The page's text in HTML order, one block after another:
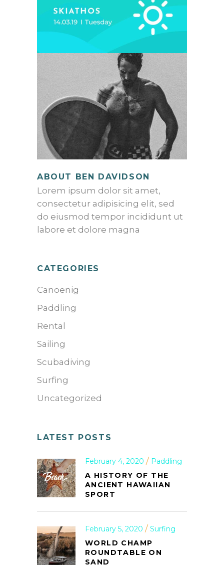
ABOUT BEN DAVIDSON
Lorem ipsum dolor sit amet,
consectetur adipisicing elit, sed
do eiusmod tempor incididunt ut
labore et dolore magna
CATEGORIES
Canoenig
Paddling
Rental
Sailing
Scubadiving
Surfing
Uncategorized
LATEST POSTS
February 4, 2020
Paddling
A HISTORY OF THE
ANCIENT HAWAIIAN
SPORT
February 5, 2020
Surfing
WORLD CHAMP
ROUNDTABLE ON
SAND